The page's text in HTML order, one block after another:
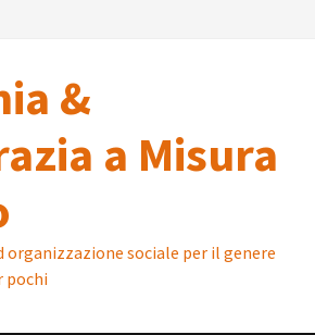
&
a Misura
organizzazione sociale per il genere
pochi